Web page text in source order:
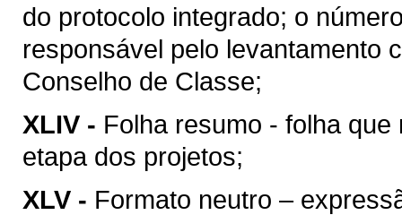
do protocolo integrado; o
responsável pelo levantamento
Conselho de Classe;
XLIV - Folha resumo - folha
etapa dos projetos;
XLV - Formato neutro –